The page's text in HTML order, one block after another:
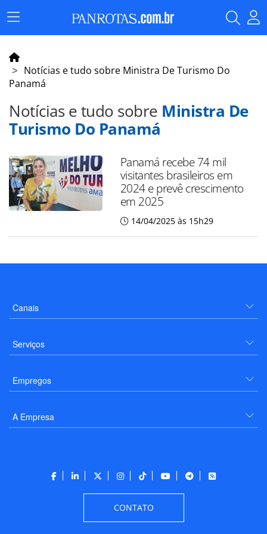
Menu
Principal
Notícias e tudo sobre Ministra De Turismo Do
Panamá
Notícias e tudo sobre Ministra De
Turismo Do Panamá
Panamá recebe 74 mil
visitantes brasileiros em
2024 e prevê crescimento
em 2025
14/04/2025 às 15h29
Canais
Serviços
Empregos
A Empresa
CONTATO